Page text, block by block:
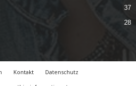
37
28
Kontakt
Datenschutz